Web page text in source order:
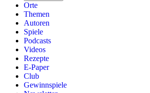
Orte
Themen
Autoren
Spiele
Podcasts
Videos
Rezepte
E-Paper
Club
Gewinnspiele